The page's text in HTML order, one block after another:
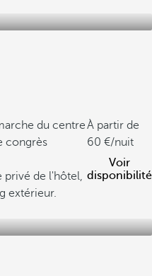
du centre
congrès
privé de l'hôtel,
extérieur.
À partir de
60
/nuit
Voir
disponibilité